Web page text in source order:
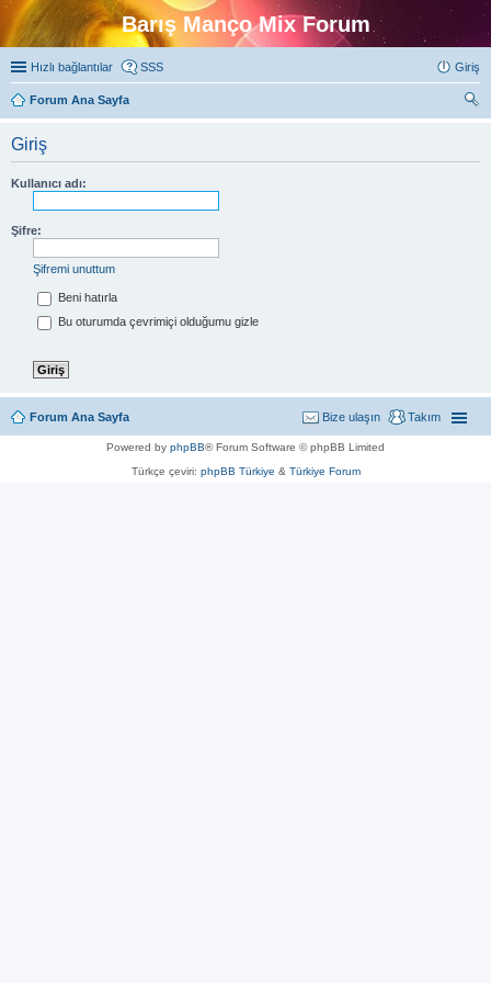
Barış Manço Mix Forum
Hızlı bağlantılar SSS Giriş
Forum Ana Sayfa
Giriş
Kullanıcı adı:
Şifre:
Şifremi unuttum
Beni hatırla
Bu oturumda çevrimiçi olduğumu gizle
Forum Ana Sayfa Takım
Bize ulaşın
Powered by phpBB® Forum Software © phpBB Limited
Türkçe çeviri: phpBB Türkiye & Türkiye Forum